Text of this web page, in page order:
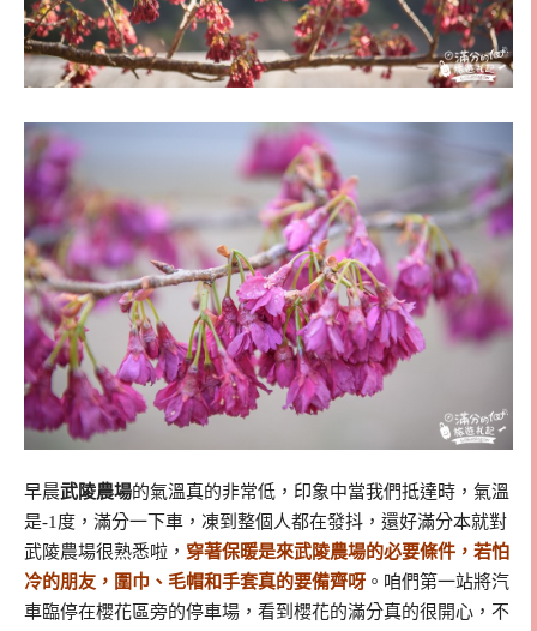
早晨武陵農場的氣溫真的非常低，印象中當我們抵達時，氣溫
是-1度，滿分一下車，凍到整個人都在發抖，還好滿分本就對
武陵農場很熟悉啦， 穿著保暖是來武陵農場的必要條件，若怕
冷的朋友，圍巾、毛帽和手套真的要備齊呀 。咱們第一站將汽
車臨停在櫻花區旁的停車場，看到櫻花的滿分真的很開心，不